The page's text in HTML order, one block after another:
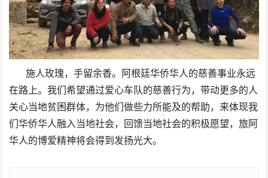
施人玫瑰，手留余香。阿根廷华侨华人的慈善事业永远
在路上。我们希望通过爱心车队的慈善行为，带动更多的人
关心当地贫困群体，为他们做些力所能及的帮助，来体现我
们华侨华人融入当地社会，回馈当地社会的积极愿望，旅阿
华人的博爱精神将会得到发扬光大。